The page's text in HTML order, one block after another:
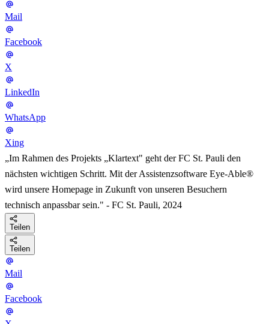
Mail
Facebook
X
LinkedIn
WhatsApp
Xing
„Im Rahmen des Projekts „Klartext" geht der FC St. Pauli den
nächsten wichtigen Schritt. Mit der Assistenzsoftware Eye-Able®
wird unsere Homepage in Zukunft von unseren Besuchern
technisch anpassbar sein." - FC St. Pauli, 2024
Teilen
Teilen
Mail
Facebook